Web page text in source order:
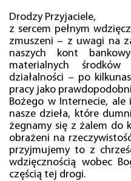
Drodzy Przyjaciele,
z sercem pełnym
zmuszeni – z uwagi na
naszych kont
materialnych
działalności – po
pracy jako
Bożego w Internecie,
nasze dzieła, które
żegnamy się z żalem do
obrażeni na
przyjmujemy to z
wdzięcznością wobec
częścią tej drogi.